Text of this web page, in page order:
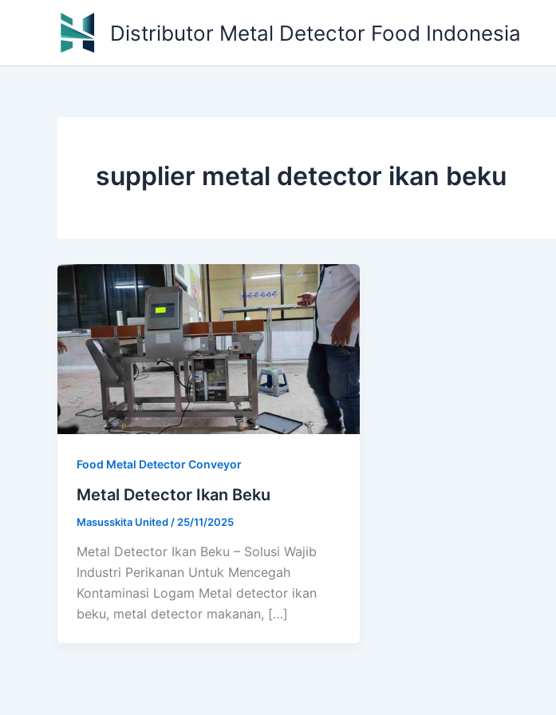
Distributor Metal Detector Food Indonesia
supplier metal detector ikan beku
Food Metal Detector Conveyor
Metal Detector Ikan Beku
Masusskita United / 25/11/2025
Metal Detector Ikan Beku – Solusi Wajib
Industri Perikanan Untuk Mencegah
Kontaminasi Logam Metal detector ikan
beku, metal detector makanan, […]